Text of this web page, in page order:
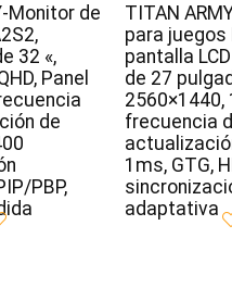
Monitor de
32 «,
Panel
de
PBP,
TITAN
para juegos
pantalla
de 27
2560×1440,
frecuencia
1ms, GTG,
adaptativa